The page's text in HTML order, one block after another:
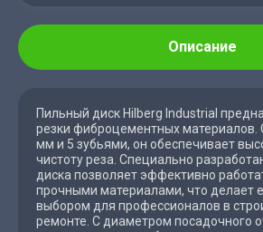
Описание
Пильный диск Hilberg Industrial
резки фиброцементных материалов.
мм и 5 зубьями, он обеспечивает
чистоту реза. Специально
диска позволяет эффективно
прочными материалами, что делает
выбором для профессионалов в
ремонте. С диаметром посадочного